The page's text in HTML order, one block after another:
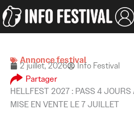
Aller
au
contenu
Annonce festival
2 juillet, 2026
Info Festival
Partager
HELLFEST 2027 : PASS 4
MISE EN VENTE LE 7 JUILLET